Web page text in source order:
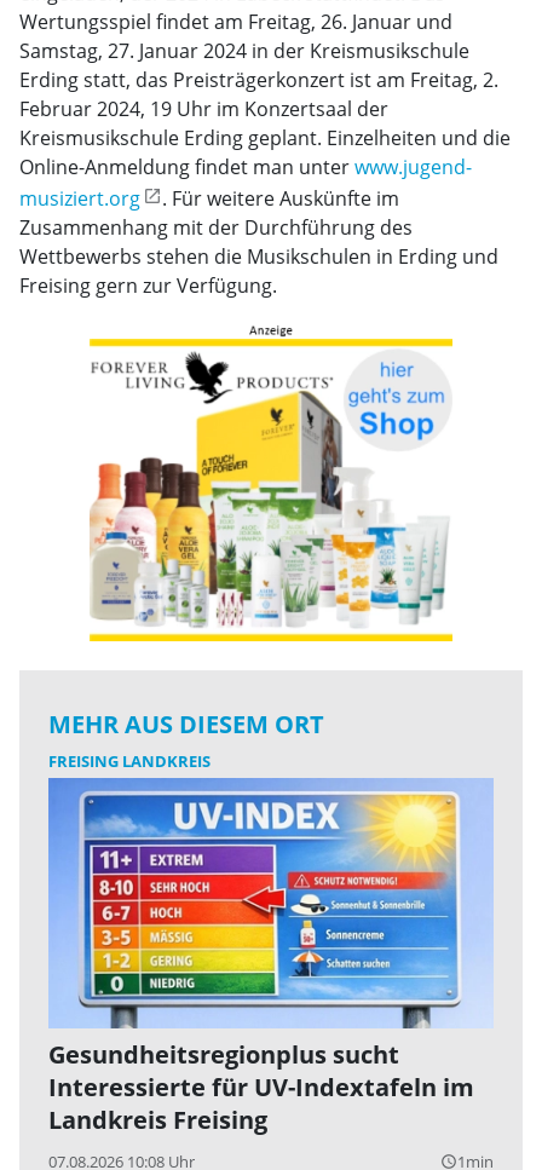
Wertungsspiel findet am Freitag, 26. Januar und
Samstag, 27. Januar 2024 in der Kreismusikschule
Erding statt, das Preisträgerkonzert ist am Freitag, 2.
Februar 2024, 19 Uhr im Konzertsaal der
Kreismusikschule Erding geplant. Einzelheiten und die
Online-Anmeldung findet man unterwww.jugend-
musiziert.org
. Für weitere Auskünfte im
Zusammenhang mit der Durchführung des
Wettbewerbs stehen die Musikschulen in Erding und
Freising gern zur Verfügung.
MEHR AUS DIESEM ORT
FREISING LANDKREIS
Gesundheitsregionplus sucht
Interessierte für UV-Indextafeln im
Landkreis Freising
07.08.2026 10:08 Uhr query_builder1min